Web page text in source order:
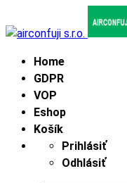
Home
GDPR
VOP
Eshop
Košík
Prihlásiť
Odhlásiť